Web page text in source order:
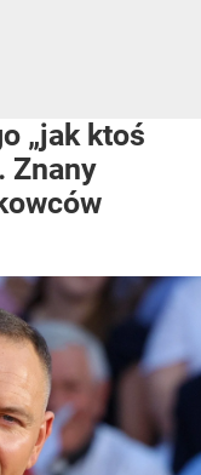
„jak ktoś
Znany